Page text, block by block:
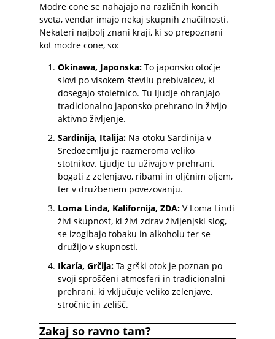
Modre cone se nahajajo na različnih koncih
sveta, vendar imajo nekaj skupnih značilnosti.
Nekateri najbolj znani kraji, ki so prepoznani
kot modre cone, so:
Okinawa, Japonska: To japonsko otočje
slovi po visokem številu prebivalcev, ki
dosegajo stoletnico. Tu ljudje ohranjajo
tradicionalno japonsko prehrano in živijo
aktivno življenje.
Sardinija, Italija: Na otoku Sardinija v
Sredozemlju je razmeroma veliko
stotnikov. Ljudje tu uživajo v prehrani,
bogati z zelenjavo, ribami in oljčnim oljem,
ter v družbenem povezovanju.
Loma Linda, Kalifornija, ZDA: V Loma Lindi
živi skupnost, ki živi zdrav življenjski slog,
se izogibajo tobaku in alkoholu ter se
družijo v skupnosti.
Ikaría, Grčija: Ta grški otok je poznan po
svoji sproščeni atmosferi in tradicionalni
prehrani, ki vključuje veliko zelenjave,
stročnic in zelišč.
Zakaj so ravno tam?